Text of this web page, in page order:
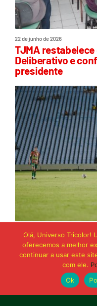
22 de junho de 2026
TJMA
Deliberativo e
presidente
21 de junho de 2026
Sampaio é
e buscará reação
Olá, Universo Tricolor!
oferecemos a melhor
continuar a usar este
com ele.
Ok